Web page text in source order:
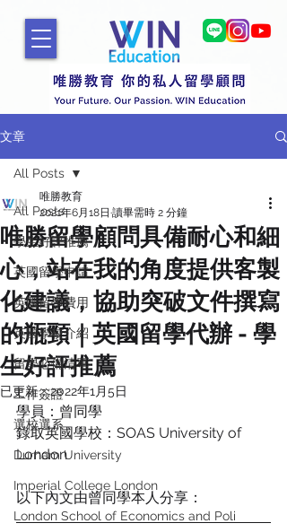
文章
All Posts
學生好評推薦
英國留學申請
英國留學費用
英國學校介紹
留學必備清單
工作簽證
選校選系
Durham University
Imperial College London
London School of Economics and Poli
All Posts
唯勝留學顧問具備耐心和細
心，站在我的角度提供客製
化建議，協助突破文件撰寫
的瓶頸｜英國留學代辦 - 學
生好評推薦
唯勝教育
2021年6月18日 讀畢需時 2 分鐘
已更新：2022年1月5日
學員：曾同學
錄取英國學校：SOAS University of
London
以下內文由曾同學本人分享：